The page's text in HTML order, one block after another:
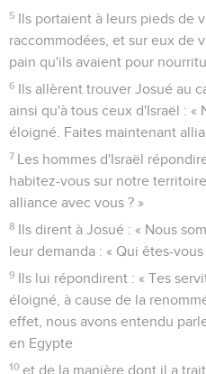
5 Ils portaient à leurs pieds de
raccommodées, et sur eux de
pain qu'ils avaient pour
6 Ils allèrent trouver Josué au
ainsi qu'à tous ceux d'Israël : «
éloigné. Faites maintenant
7 Les hommes d'Israël
habitez-vous sur notre
alliance avec vous ? »
8 Ils dirent à Josué : « Nous
leur demanda : « Qui êtes-
9 Ils lui répondirent : « Tes
éloigné, à cause de la
effet, nous avons entendu
en Egypte
10 et de la manière dont il a